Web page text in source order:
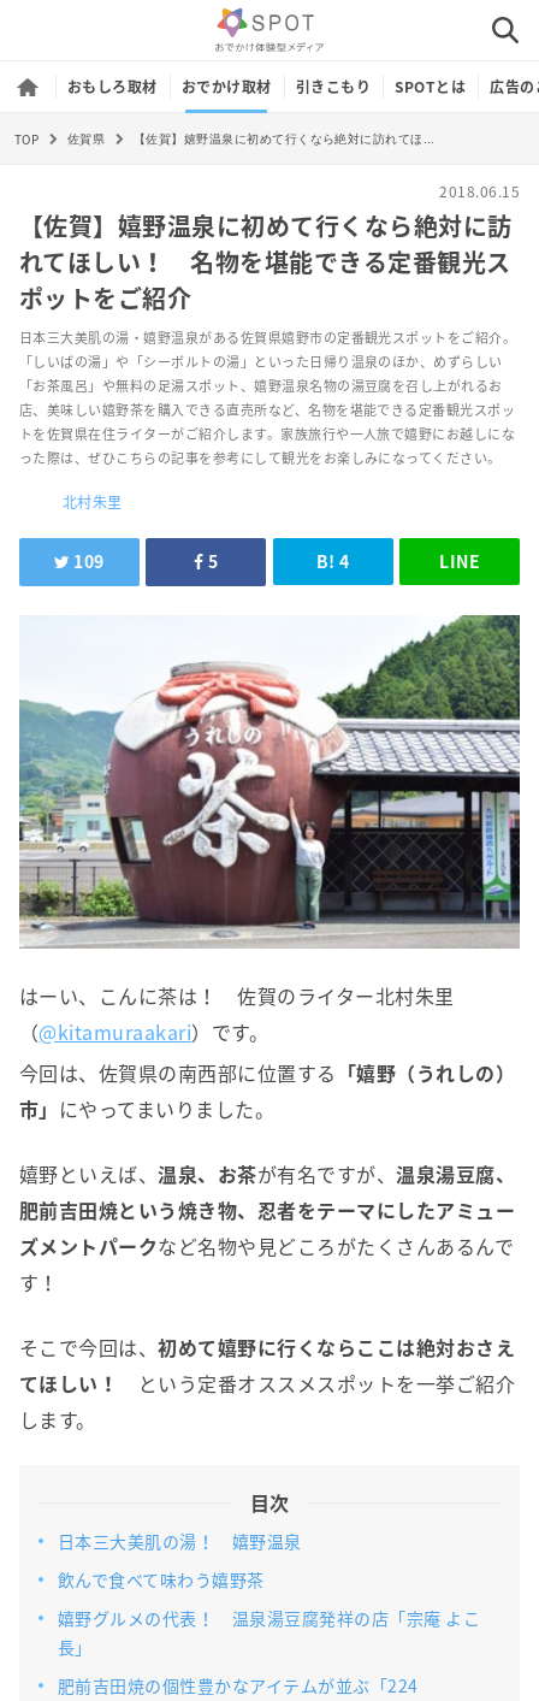
おもしろ取材 おでかけ取材 引きこもり SPOTとは 広告
TOP 佐賀県
2018.06.15
【佐賀】嬉野温泉に初めて行くなら絶対に訪
れてほしい！ 名物を堪能できる定番観光ス
ポットをご紹介
日本三大美肌の湯・嬉野温泉がある佐賀県嬉野市の定番観光スポットをご紹介。
「しいばの湯」や「シーボルトの湯」といった日帰り温泉のほか、めずらしい
「お茶風呂」や無料の足湯スポット、嬉野温泉名物の湯豆腐を召し上がれるお
店、美味しい嬉野茶を購入できる直売所など、名物を堪能できる定番観光スポッ
トを佐賀県在住ライターがご紹介します。家族旅行や一人旅で嬉野にお越しにな
った際は、ぜひこちらの記事を参考にして観光をお楽しみになってください。
北村朱里
109 5 B! 4 LINE
はーい、こんに茶は！ 佐賀のライター北村朱里
（@kitamuraakari）です。
今回は、佐賀県の南西部に位置する 「嬉野（うれしの）
市」 にやってまいりました。
嬉野といえば、温泉、お茶が有名ですが、温泉湯豆腐、
肥前吉田焼という焼き物、忍者をテーマにしたアミュー
ズメントパークなど名物や見どころがたくさんあるんで
す！
そこで今回は、初めて嬉野に行くならここは絶対おさえ
てほしい！
という定番オススメスポットを一挙ご紹介
します。
目次
日本三大美肌の湯！ 嬉野温泉
飲んで食べて味わう嬉野茶
嬉野グルメの代表！ 温泉湯豆腐発祥の店「宗庵 よこ
長」
肥前吉田焼の個性豊かなアイテムが並ぶ「224